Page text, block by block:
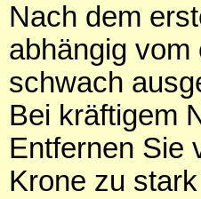
Nach dem
abhängig
schwach
Bei kräftigem
Entfernen Sie
Krone zu